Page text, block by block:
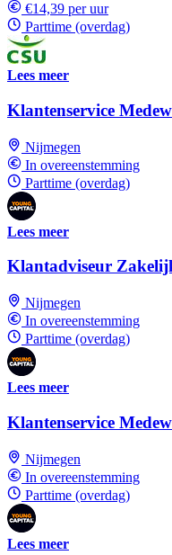
€14,39 per uur
Parttime (overdag)
Lees meer
Klantenservice
Nijmegen
In overeenstemming
Parttime (overdag)
Lees meer
Klantadviseur
Nijmegen
In overeenstemming
Parttime (overdag)
Lees meer
Klantenservice
Nijmegen
In overeenstemming
Parttime (overdag)
Lees meer